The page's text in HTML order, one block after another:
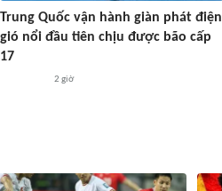
Trung Quốc vận hành giàn phát điện
gió nổi đầu tiên chịu được bão cấp
17
2 giờ